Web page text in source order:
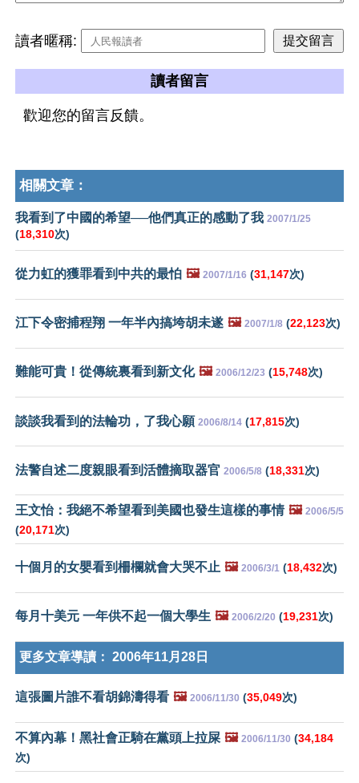
讀者暱稱:
讀者留言
歡迎您的留言反饋。
相關文章：
我看到了中國的希望──他們真正的感動了我 2007/1/25
(18,310次)
從力虹的獲罪看到中共的最怕 🖼️ 2007/1/16 (31,147次)
江下令密捕程翔 一年半內搞垮胡未遂 🖼️ 2007/1/8 (22,123次)
難能可貴！從傳統裏看到新文化 🖼️ 2006/12/23 (15,748次)
談談我看到的法輪功，了我心願 2006/8/14 (17,815次)
法警自述二度親眼看到活體摘取器官 2006/5/8 (18,331次)
王文怡：我絕不希望看到美國也發生這樣的事情 🖼️ 2006/5/5
(20,171次)
十個月的女嬰看到柵欄就會大哭不止 🖼️ 2006/3/1 (18,432次)
每月十美元 一年供不起一個大學生 🖼️ 2006/2/20 (19,231次)
更多文章導讀： 2006年11月28日
這張圖片誰不看胡錦濤得看 🖼️ 2006/11/30 (35,049次)
不算內幕！黑社會正騎在黨頭上拉屎 🖼️ 2006/11/30 (34,184
次)